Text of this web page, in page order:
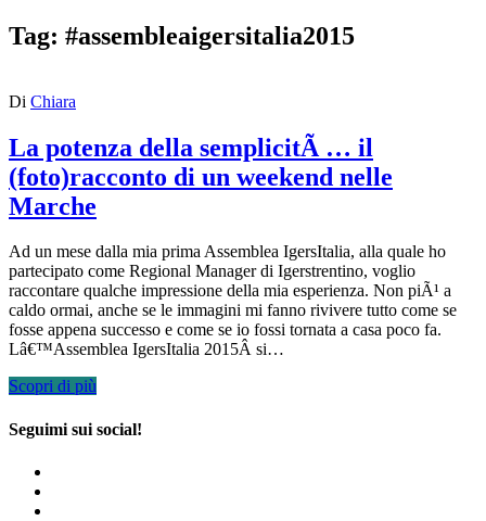
Tag: #assembleaigersitalia2015
Di Chiara
La potenza della semplicitÃ … il
(foto)racconto di un weekend nelle
Marche
Ad un mese dalla mia prima Assemblea IgersItalia, alla quale ho
partecipato come Regional Manager di Igerstrentino, voglio
raccontare qualche impressione della mia esperienza. Non piÃ¹ a
caldo ormai, anche se le immagini mi fanno rivivere tutto come se
fosse appena successo e come se io fossi tornata a casa poco fa.
Lâ€™Assemblea IgersItalia 2015Â si…
Scopri di più
Seguimi sui social!